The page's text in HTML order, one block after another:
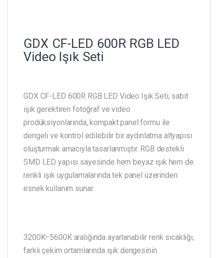
GDX CF-LED 600R RGB LED
Video Işık Seti
GDX CF-LED 600R RGB LED Video Işık Seti; sabit
ışık gerektiren fotoğraf ve video
prodüksiyonlarında, kompakt panel formu ile
dengeli ve kontrol edilebilir bir aydınlatma altyapısı
oluşturmak amacıyla tasarlanmıştır. RGB destekli
SMD LED yapısı sayesinde hem beyaz ışık hem de
renkli ışık uygulamalarında tek panel üzerinden
esnek kullanım sunar.
3200K–5600K aralığında ayarlanabilir renk sıcaklığı,
farklı çekim ortamlarında ışık dengesinin